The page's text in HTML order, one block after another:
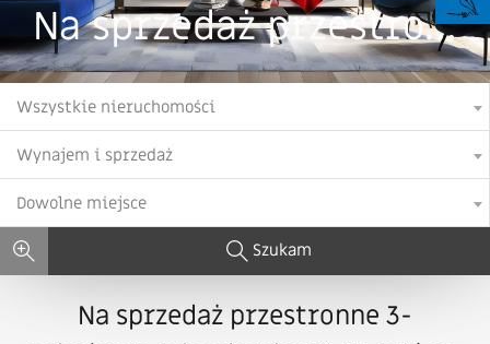
Na sprzedaż przestronne 3-pokojowe mieszkanie 68,45 m² | os. Tysiąclecia | Poznań – Rataje
Wszystkie nieruchomości
Wynajem i sprzedaż
Dowolne miejsce
Szukam
Na sprzedaż przestronne 3-